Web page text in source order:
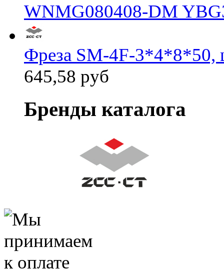
WNMG080408-DM
Фреза SM-4F-3*4*8*50,
645,58 руб
Бренды каталога